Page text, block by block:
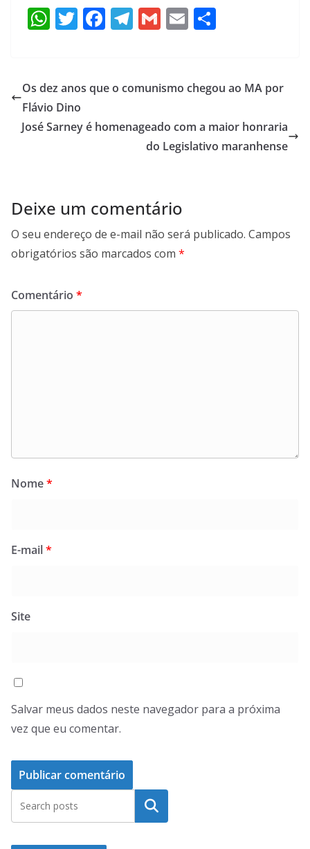
W
s
A
p
T
er
F
b
o
T
gr
m
G
l
E
l e
Os dez anos que o comunismo chegou ao MA por
Flávio Dino
José Sarney é homenageado com a maior honraria
do Legislativo maranhense
Deixe um comentário
O seu endereço de e-mail não será publicado. Campos
obrigatórios são marcados com *
Comentário *
Nome*
E-mail*
Site
Salvar meus dados neste navegador para a próxima
vez que eu comentar.
Pesquisar